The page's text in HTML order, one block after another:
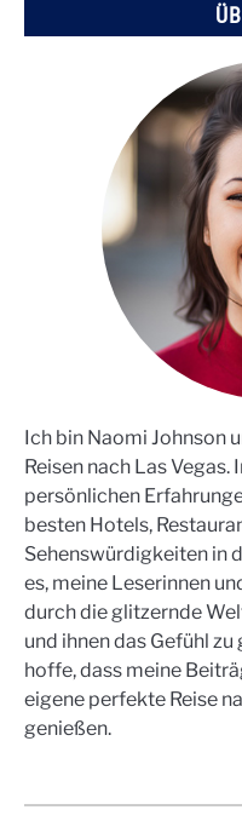
Ich bin Naomi Johnson
Reisen nach Las
persönlichen
besten Hotels,
Sehenswürdigkeiten in
es, meine Leserinnen
durch die glitzernde
und ihnen das Gefühl
hoffe, dass meine
eigene perfekte Reise
genießen.